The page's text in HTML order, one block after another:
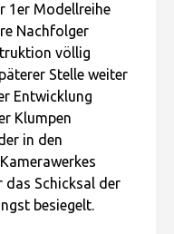
1er Modellreihe
Nachfolger
völlig
Stelle weiter
Entwicklung
Klumpen
in den
das Schicksal der
besiegelt.